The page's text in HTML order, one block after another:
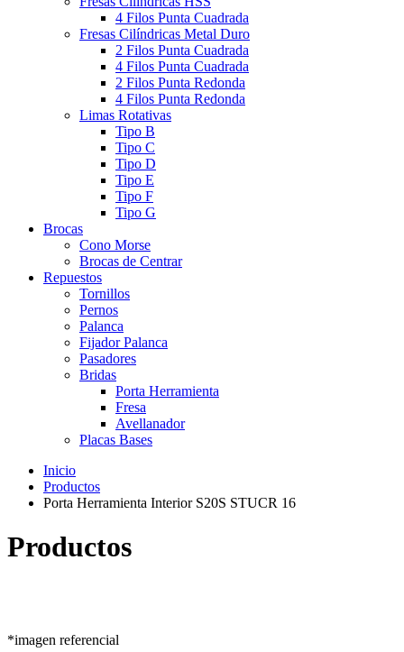
4 Filos Punta Cuadrada
Fresas Cilíndricas Metal Duro
2 Filos Punta Cuadrada
4 Filos Punta Cuadrada
2 Filos Punta Redonda
4 Filos Punta Redonda
Limas Rotativas
Tipo B
Tipo C
Tipo D
Tipo E
Tipo F
Tipo G
Brocas
Cono Morse
Brocas de Centrar
Repuestos
Tornillos
Pernos
Palanca
Fijador Palanca
Pasadores
Bridas
Porta Herramienta
Fresa
Avellanador
Placas Bases
Inicio
Productos
Porta Herramienta Interior S20S STUCR 16
Productos
*imagen referencial